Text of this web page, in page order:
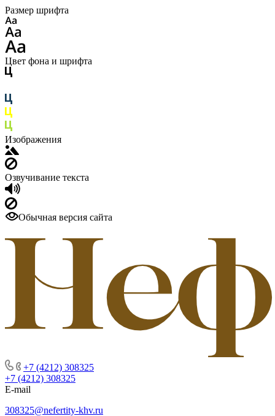
Размер шрифта
Цвет фона и шрифта
Изображения
Озвучивание текста
Обычная версия сайта
+7 (4212) 308325
+7 (4212) 308325
E-mail
308325@nefertity-khv.ru